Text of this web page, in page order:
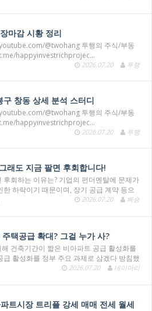
마감 시황 정리
@twohang 투행의 주식/부동
happyinvestrichprojec…
2026.07.20 투행
구 창동 상세 분석 스터디
@twohang 투행의 주식/부동
happyinvestrichprojec…
2026.07.20 투행
래도 지금 팔면 후회합니다!
회하는 이유는? 기업의 펀더멘탈에 문제가
하락이기 때문이며, 장기 공급 계약 등으
2026.07.20 빠숑
택공급 확대? 그걸 누가 사?
건축기간이 짧은 비아파트 공급 활성화를
활성화를 정부 주요 과제로 삼겠다 방침했
2026.07.20 네이마리
트시장 트리플 강세 매매 전세 월세